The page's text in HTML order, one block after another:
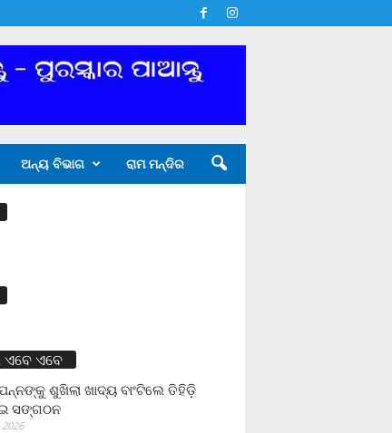
ଅନ୍ୟ ବିଭାଗ ରାମ ମନ୍ଦିର
ଏବେ
ଶୁଖିଲା ଖାଦ୍ୟ ବାଂଟିଲେ ତିହିଡି଼
ସଙ୍ଗଠନ